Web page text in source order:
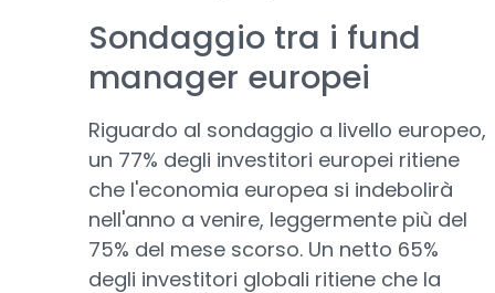
Sondaggio tra i fund
manager europei
Riguardo al sondaggio a livello europeo,
un 77% degli investitori europei ritiene
che l'economia europea si indebolirà
nell'anno a venire, leggermente più del
75% del mese scorso. Un netto 65%
degli investitori globali ritiene che la